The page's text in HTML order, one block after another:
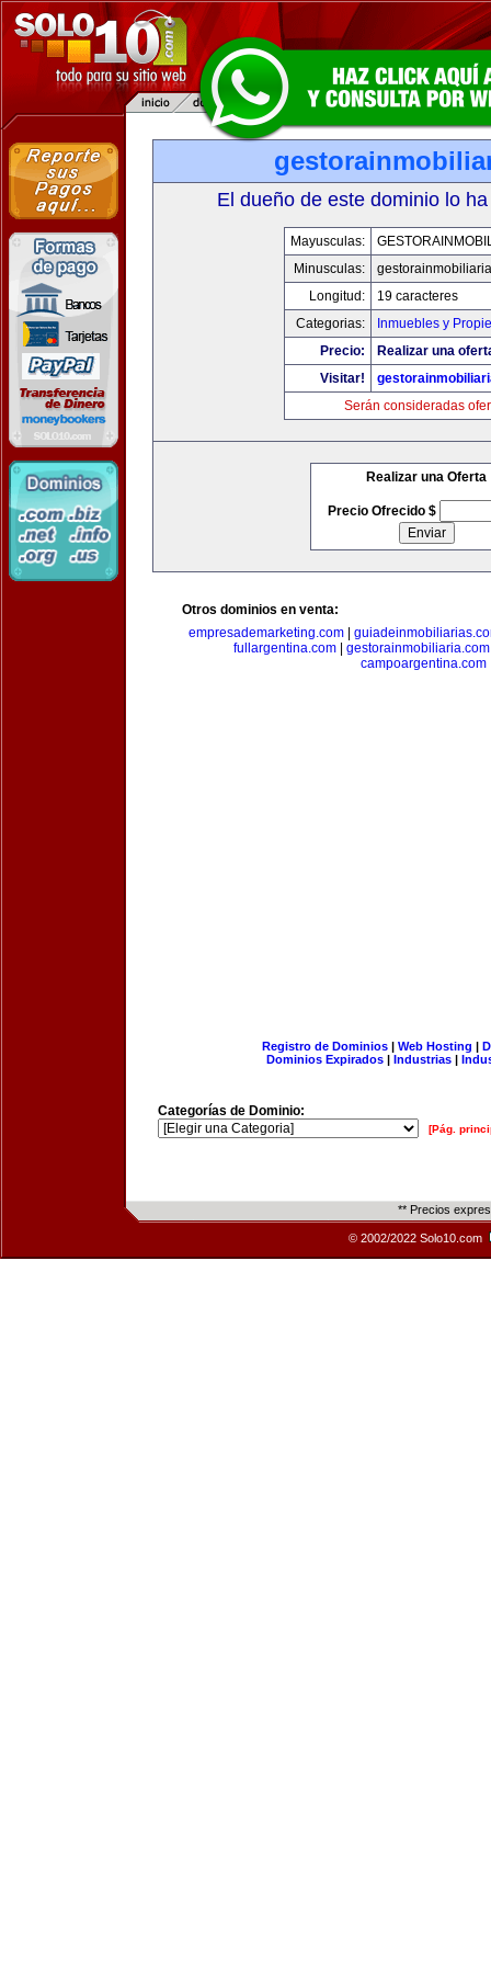
El dueño de este dominio lo
Mayusculas:
Minusculas:
Longitud:
19 caracteres
Categorias:
Inmuebles y
Precio:
Realizar una
Visitar!
Serán consideradas
Realizar una Oferta
Precio Ofrecido $
Otros dominios en venta:
empresademarketing.com|
fullargentina.com
gestorainmobiliaria.com
campoargentina.com
Registro de Dominios| Web Hosting |
Dominios Expirados | Industrias |
Categorías de Dominio:
[Pág.
** Precios
© 2002/2022 Solo10.com